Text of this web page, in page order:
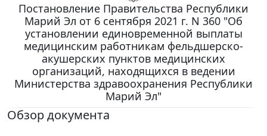
Постановление Правительства Республики
Марий Эл от 6 сентября 2021 г. N 360 "Об
установлении единовременной выплаты
медицинским работникам фельдшерско-
акушерских пунктов медицинских
организаций, находящихся в ведении
Министерства здравоохранения Республики
Марий Эл"
Обзор документа